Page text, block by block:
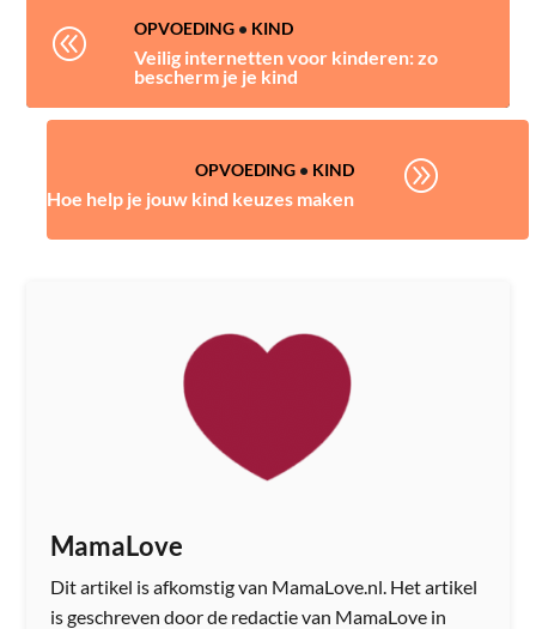
@ OPVOEDING • KIND
Veilig internetten voor kinderen: zo
bescherm je je kind
OPVOEDING• KIND
Hoe help je jouw kind keuzes maken
A
MamaLove
Dit artikel is afkomstig van MamaLove.nl. Het artikel
is geschreven door de redactie van MamaLove in